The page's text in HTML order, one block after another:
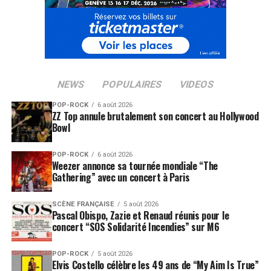
NEWS POPULAIRES VIDEOS
POP-ROCK 6 août 2026
ZZ Top annule brutalement son concert au Hollywood
Bowl
POP-ROCK 6 août 2026
Weezer annonce sa tournée mondiale “The
Gathering” avec un concert à Paris
SCÈNE FRANÇAISE 5 août 2026
Pascal Obispo, Zazie et Renaud réunis pour le
concert “SOS Solidarité Incendies” sur M6
POP-ROCK 5 août 2026
Elvis Costello célèbre les 49 ans de “My Aim Is True”